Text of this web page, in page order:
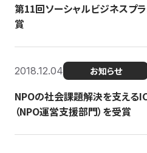
第11回ソーシャルビジネスプ
賞
2018.12.04 お知らせ
NPOの社会課題解決を支える
（NPO運営支援部門）を受賞